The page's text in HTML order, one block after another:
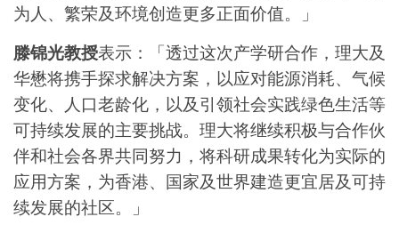
为人、繁荣及环境创造更多正面价值。」
滕锦光教授表示：「透过这次产学研合作，理大及
华懋将携手探求解决方案，以应对能源消耗、气候
变化、人口老龄化，以及引领社会实践绿色生活等
可持续发展的主要挑战。理大将继续积极与合作伙
伴和社会各界共同努力，将科研成果转化为实际的
应用方案，为香港、国家及世界建造更宜居及可持
续发展的社区。」